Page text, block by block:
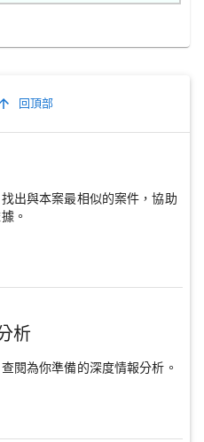
回頂部
出與本案最相似的案件，協助
。
析
閱為你準備的深度情報分析。